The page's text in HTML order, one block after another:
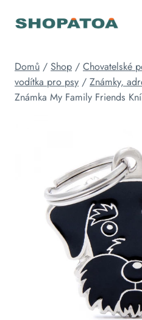
Domů / Shop / Chovatelské
vodítka pro psy / Známky,
Známka My Family Friends